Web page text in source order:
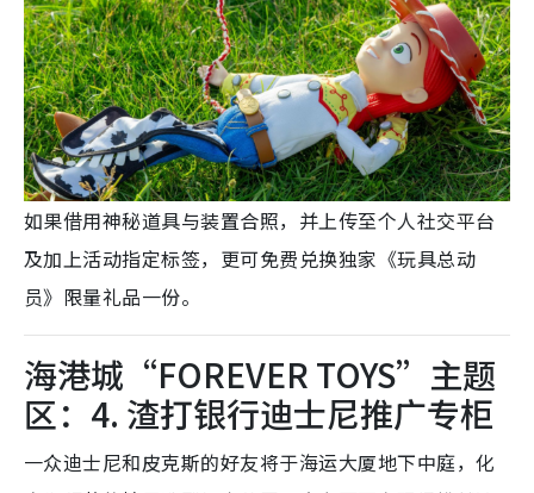
如果借用神秘道具与装置合照，并上传至个人社交平台
及加上活动指定标签，更可免费兑换独家《玩具总动
员》限量礼品一份。
海港城“FOREVER TOYS”主题
区：4. 渣打银行迪士尼推广专柜
一众迪士尼和皮克斯的好友将于海运大厦地下中庭，化